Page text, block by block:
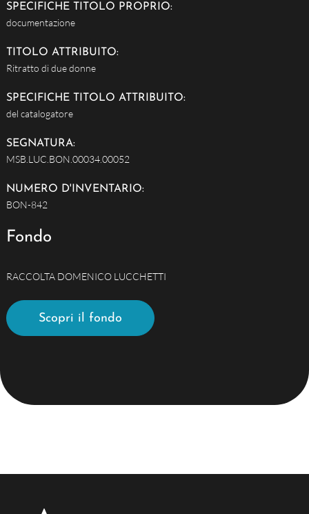
SPECIFICHE TITOLO PROPRIO:
documentazione
TITOLO ATTRIBUITO:
Ritratto di due donne
SPECIFICHE TITOLO ATTRIBUITO:
del catalogatore
SEGNATURA:
MSB.LUC.BON.00034.00052
NUMERO D'INVENTARIO:
BON-842
Fondo
RACCOLTA DOMENICO LUCCHETTI
Scopri il fondo